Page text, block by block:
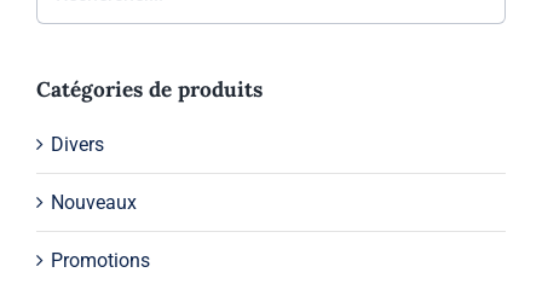
Catégories de produits
Divers
Nouveaux
Promotions